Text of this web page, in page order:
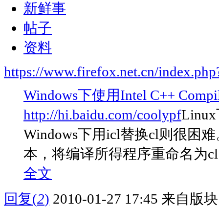
新鲜事
帖子
资料
https://www.firefox.net.cn/
Windows下使用Intel C++
http://hi.baidu.com/coolypfLinux
Windows下用icl替换cl则很困
本，将编译所得程序重命名为
全文
回复(2) 2010-01-27 17:45 来自版